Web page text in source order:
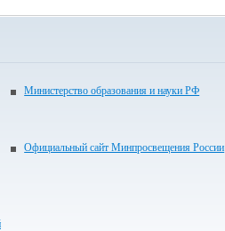
Министерство образования и науки РФ
Официальный сайт Минпросвещения России